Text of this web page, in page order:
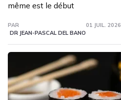
même est le début
PAR
DR JEAN-PASCAL DEL BANO
01 JUIL. 2026